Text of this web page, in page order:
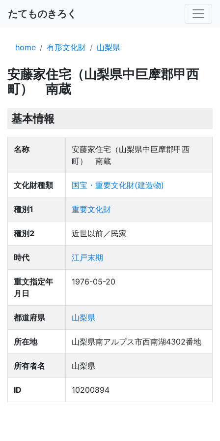
たてものきろく
home 有形文化財 山梨県
安藤家住宅（山梨県中巨摩郡甲西
町） 南蔵
基本情報
名称
安藤家住宅（山梨県中巨摩郡甲西
町） 南蔵
文化財種類 国宝・重要文化財(建造物)
種別1 重要文化財
種別2 近世以前／民家
時代 江戸末期
重文指定年
月日
1976-05-20
都道府県 山梨県
所在地 山梨県南アルプス市西南湖4302番地
所有者名 山梨県
ID 10200894